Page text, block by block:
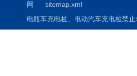
网
sitemap.xml
电瓶车充电桩、电动汽车充电桩禁止